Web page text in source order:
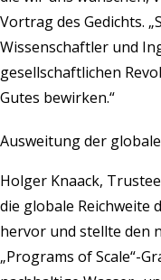
Vortrag des Gedichts.
Wissenschaftler und
gesellschaftlichen
Gutes bewirken.“
Ausweitung der
Holger Knaack,
die globale Reichweite
hervor und stellte den
„Programs of Scale“-